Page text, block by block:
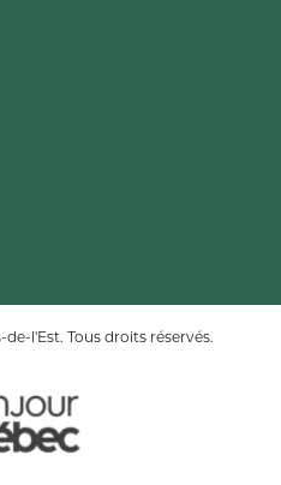
l'Est. Tous droits réservés.